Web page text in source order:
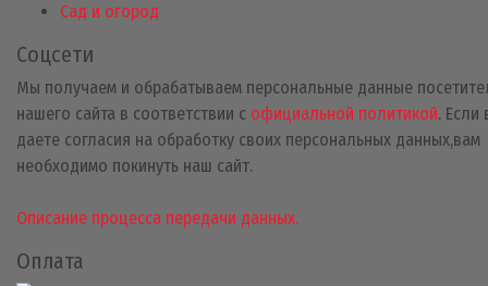
Сад и огород
Соцсети
Мы получаем и обрабатываем персональные данные
нашего сайта в соответствии с официальной политикой. Если
даете согласия на обработку своих персональных данных,вам
необходимо покинуть наш сайт.
Описание процесса передачи данных.
Оплата